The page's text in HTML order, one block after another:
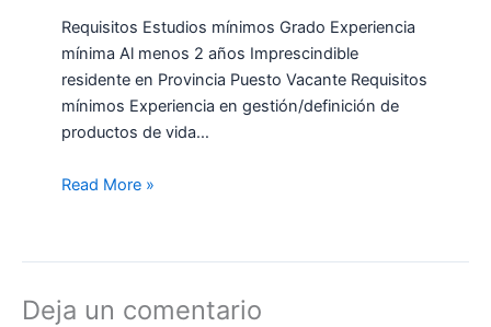
Requisitos Estudios mínimos Grado Experiencia
mínima Al menos 2 años Imprescindible
residente en Provincia Puesto Vacante Requisitos
mínimos Experiencia en gestión/definición de
productos de vida…
Read More »
Deja un comentario